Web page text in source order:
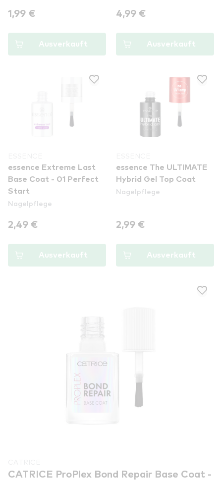
1,99 €
Ausverkauft
4,99 €
Ausverkauft
essence Extreme Last
Base Coat - 01 Perfect
Start
Nagelpflege
2,49 €
Ausverkauft
essence The ULTIMATE
Hybrid Gel Top Coat
Nagelpflege
2,99 €
Ausverkauft
CATRICE ProPlex Bond Repair Base Coat -